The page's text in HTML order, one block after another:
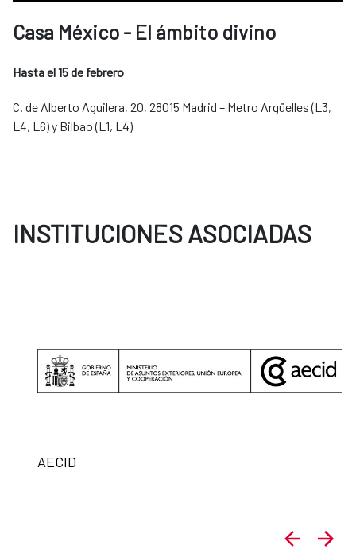
Casa México - El ámbito divino
Hasta el 15 de febrero
C. de Alberto Aguilera, 20, 28015 Madrid – Metro Argüelles (L3,
L4, L6) y Bilbao (L1, L4)
INSTITUCIONES ASOCIADAS
AECID